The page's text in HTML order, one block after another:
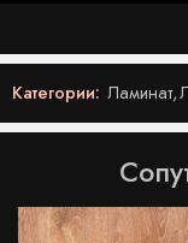
Категории: Ламинат,